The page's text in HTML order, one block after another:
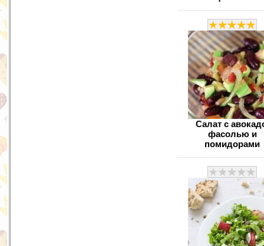
Салат с
фасолью и
помидорами